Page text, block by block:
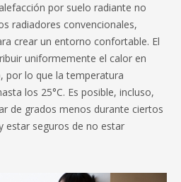
por suelo radiante no
radiadores convencionales,
crear un entorno confortable. El
uniformemente el calor en
por lo que la temperatura
los 25°C. Es posible, incluso,
de grados menos durante ciertos
estar seguros de no estar